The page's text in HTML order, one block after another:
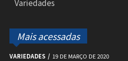
Variedades
Mais acessadas
VARIEDADES 19 DE MARÇO DE 2020